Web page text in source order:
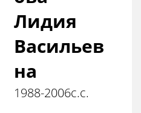
Лидия
Васильев
на
1988-2006с.с.